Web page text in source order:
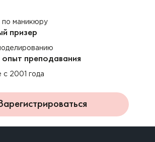
по маникюру
призер
опыт преподавания
с 2001 года